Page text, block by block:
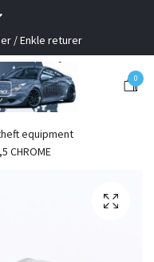
/ Enkle returer
0
equipment
CHROME